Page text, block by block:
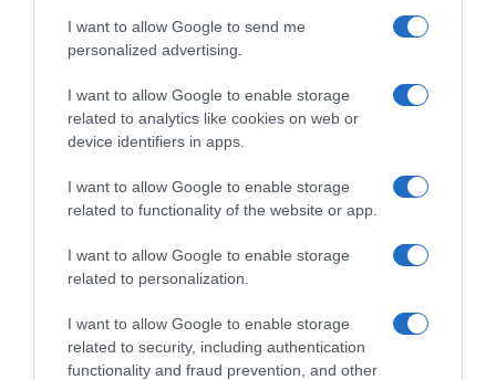
I want to allow Google to send me
personalized advertising.
I want to allow Google to enable storage
related to analytics like cookies on web or
device identifiers in apps.
I want to allow Google to enable storage
related to functionality of the website or app.
I want to allow Google to enable storage
related to personalization.
I want to allow Google to enable storage
related to security, including authentication
functionality and fraud prevention, and other
ΣΧΟΛΙΑ